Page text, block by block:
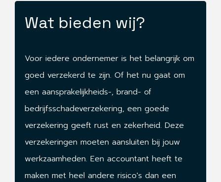
Wat bieden wij?
Voor iedere ondernemer is het belangrijk om
goed verzekerd te zijn. Of het nu gaat om
een aansprakelijkheids-, brand- of
bedrijfsschadeverzekering, een goede
verzekering geeft rust en zekerheid. Deze
verzekeringen moeten aansluiten bij jouw
werkzaamheden. Een accountant heeft te
maken met heel andere risico's dan een